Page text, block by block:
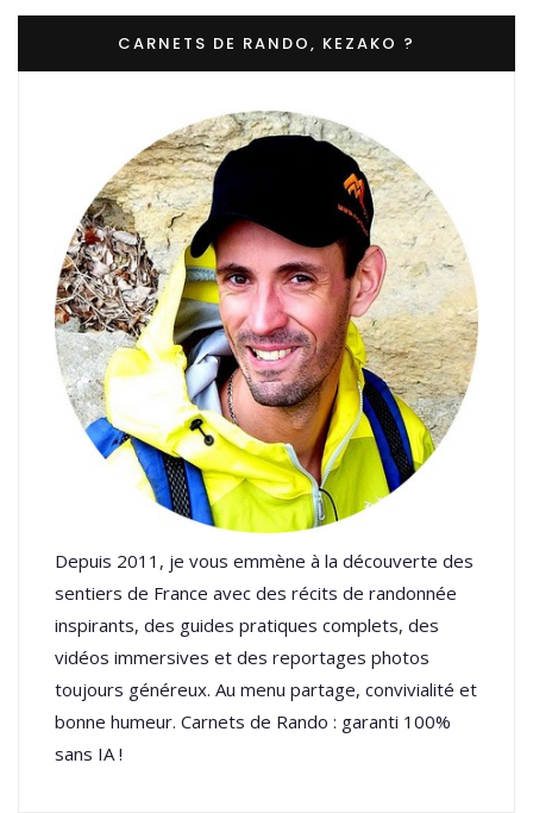
CARNETS DE RANDO, KEZAKO ?
Depuis 2011, je vous emmène à la découverte des
sentiers de France avec des récits de randonnée
inspirants, des guides pratiques complets, des
vidéos immersives et des reportages photos
toujours généreux. Au menu partage, convivialité et
bonne humeur. Carnets de Rando : garanti 100%
sans IA !